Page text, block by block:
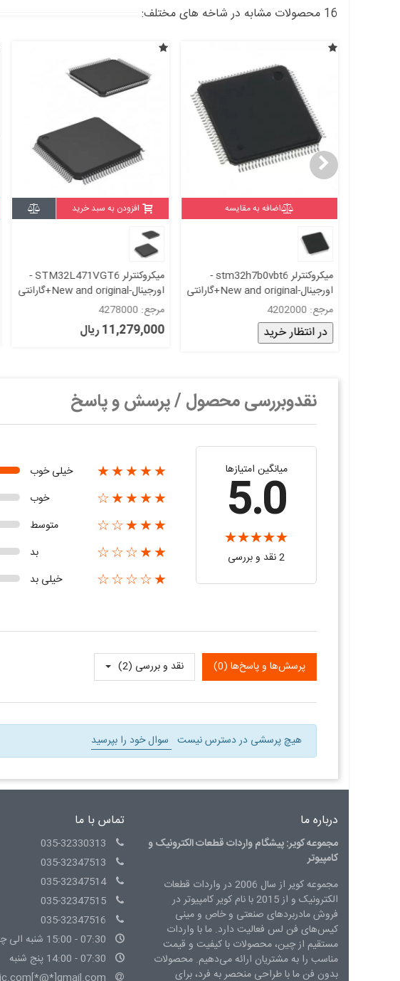
16 محصولات مشابه در شاخه های مختلف:
اضافه به مقایسه
میکروکنترلر stm32h7b0vbt6 -
اورجینال-New and original+گارانتی
مرجع: 4202000
در انتظار خرید
افزودن به سبد خرید
میکروکنترلر STM32L471VGT6 -
اورجینال-New and original+گارانتی
مرجع: 4278000
11,279,000 ریال
نقدوبررسی محصول / پرسش و پاسخ
میانگین امتیازها
5.0
2 نقد و بررسی‌‌
★★★★★ خیلی خوب
★★★★☆ خوب
★★★☆☆ متوسط
★★☆☆☆ بد
★☆☆☆☆ خیلی بد
نقد و بررسی‌‌ (2) پرسش‌ها و پاسخ‌ها (0)
هیچ پرسشی در دسترس نیست سوال خود را بپرسید
درباره ما
مجموعه کویر: پیشگام واردات قطعات الکترونیک و
کامپیوتر
مجموعه کویر از سال 2006 در واردات قطعات
الکترونیک و از 2015 با نام کویر کامپیوتر در
فروش مادربردهای صنعتی و خاص و مینی
کیس‌های فن لس فعالیت دارد. ما با واردات
مستقیم از چین، محصولات با کیفیت و قیمت
مناسب را به مشتریان ارائه می‌دهیم. محصولات
بدون فن ما با طراحی منحصر به فرد، برای
تماس با ما
035-32330313
035-32347513
035-32347514
035-32347515
035-32347516
07:30 - 15:00 شنبه الی چهارشنبه
07:30 - 14:00 پنج شنبه